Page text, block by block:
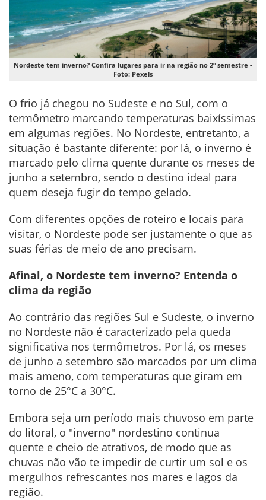
Nordeste tem inverno? Confira lugares para ir na região no 2º semestre -
Foto: Pexels
O frio já chegou no Sudeste e no Sul, com o
termômetro marcando temperaturas baixíssimas
em algumas regiões. No Nordeste, entretanto, a
situação é bastante diferente: por lá, o inverno é
marcado pelo clima quente durante os meses de
junho a setembro, sendo o destino ideal para
quem deseja fugir do tempo gelado.
Com diferentes opções de roteiro e locais para
visitar, o Nordeste pode ser justamente o que as
suas férias de meio de ano precisam.
Afinal, o Nordeste tem inverno? Entenda o
clima da região
Ao contrário das regiões Sul e Sudeste, o inverno
no Nordeste não é caracterizado pela queda
significativa nos termômetros. Por lá, os meses
de junho a setembro são marcados por um clima
mais ameno, com temperaturas que giram em
torno de 25°C a 30°C.
Embora seja um período mais chuvoso em parte
do litoral, o "inverno" nordestino continua
quente e cheio de atrativos, de modo que as
chuvas não vão te impedir de curtir um sol e os
mergulhos refrescantes nos mares e lagos da
região.